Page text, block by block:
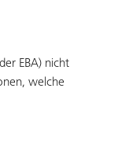
EBA) nicht
welche